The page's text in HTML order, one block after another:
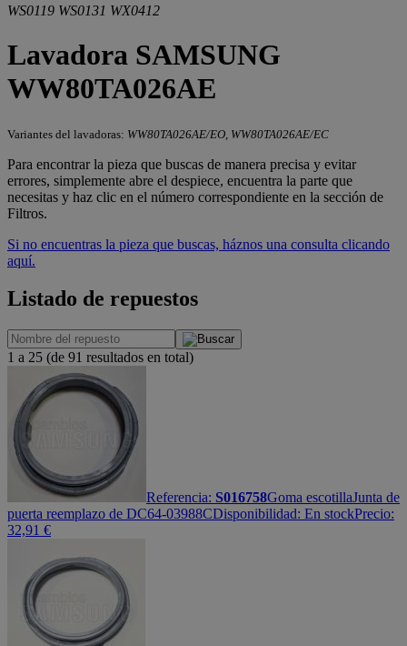
WS0119 WS0131 WX0412
Lavadora SAMSUNG
WW80TA026AE
Variantes del lavadoras: WW80TA026AE/EO, WW80TA026AE/EC
Para encontrar la pieza que buscas de manera precisa y evitar
errores, simplemente abre el despiece, encuentra la parte que
necesitas y haz clic en el número correspondiente en la sección de
Filtros.
Si no encuentras la pieza que buscas, háznos una consulta clicando
aquí.
Listado de repuestos
1 a 25 (de 91 resultados en total)
Referencia: S016758Goma escotillaJunta de
puerta reemplazo de DC64-03988CDisponibilidad: En stockPrecio:
32,91 €